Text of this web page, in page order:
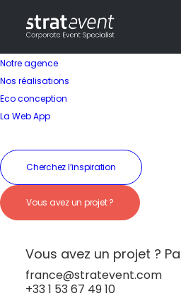
Notre agence
Nos réalisations
Eco conception
La Web App
Cherchez l’inspiration
Vous avez un projet ?
Vous avez un projet ?
france@stratevent.com
+33 1 53 67 49 10
Initiation au